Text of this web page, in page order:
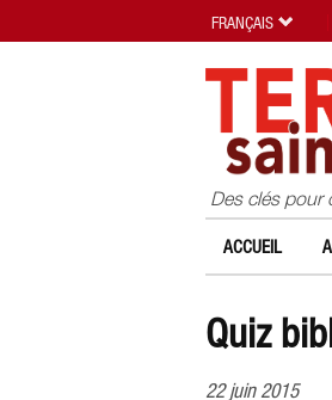
Des clés pour
ACCUEIL
Quiz
22 juin 2015
FRANÇAIS